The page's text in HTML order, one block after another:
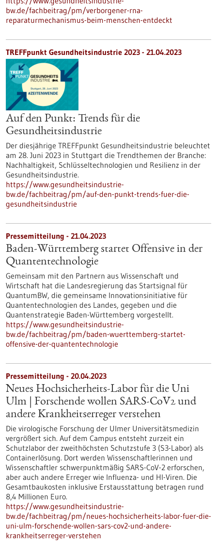
bw.de/fachbeitrag/pm/verborgener-rna-
reparaturmechanismus-beim-menschen-entdeckt
TREFFpunkt Gesundheitsindustrie 2023 - 21.04.2023
Auf den Punkt: Trends für die
Gesundheitsindustrie
Der diesjährige TREFFpunkt Gesundheitsindustrie beleuchtet
am 28. Juni 2023 in Stuttgart die Trendthemen der Branche:
Nachhaltigkeit, Schlüsseltechnologien und Resilienz in der
Gesundheitsindustrie.
https://www.gesundheitsindustrie-
bw.de/fachbeitrag/pm/auf-den-punkt-trends-fuer-die-
gesundheitsindustrie
Pressemitteilung - 21.04.2023
Baden-Württemberg startet Offensive in der
Quantentechnologie
Gemeinsam mit den Partnern aus Wissenschaft und
Wirtschaft hat die Landesregierung das Startsignal für
QuantumBW, die gemeinsame Innovationsinitiative für
Quantentechnologien des Landes, gegeben und die
Quantenstrategie Baden-Württemberg vorgestellt.
https://www.gesundheitsindustrie-
bw.de/fachbeitrag/pm/baden-wuerttemberg-startet-
offensive-der-quantentechnologie
Pressemitteilung - 20.04.2023
Neues Hochsicherheits-Labor für die Uni
Ulm | Forschende wollen SARS-CoV2 und
andere Krankheitserreger verstehen
Die virologische Forschung der Ulmer Universitätsmedizin
vergrößert sich. Auf dem Campus entsteht zurzeit ein
Schutzlabor der zweithöchsten Schutzstufe 3 (S3-Labor) als
Containerlösung. Dort werden Wissenschaftlerinnen und
Wissenschaftler schwerpunktmäßig SARS-CoV-2 erforschen,
aber auch andere Erreger wie Influenza- und HI-Viren. Die
Gesamtbaukosten inklusive Erstausstattung betragen rund
8,4 Millionen Euro.
https://www.gesundheitsindustrie-
bw.de/fachbeitrag/pm/neues-hochsicherheits-labor-fuer-die-
uni-ulm-forschende-wollen-sars-cov2-und-andere-
krankheitserreger-verstehen